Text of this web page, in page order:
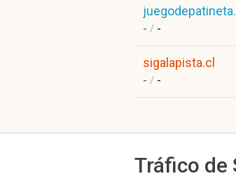
- / -
sigalapista.cl
- / -
Tráfico de